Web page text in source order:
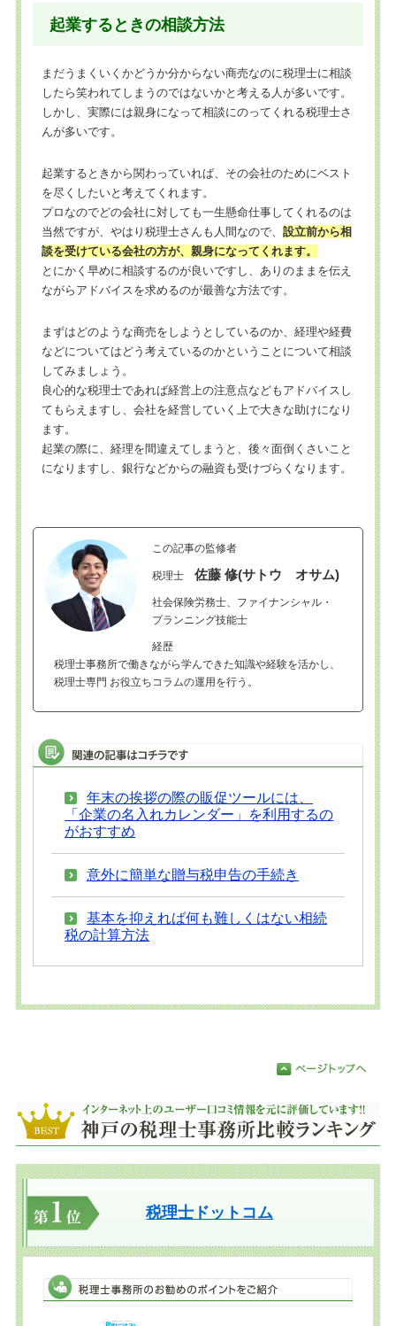
起業するときの相談方法
まだうまくいくかどうか分からない商売なのに税理士に相談
したら笑われてしまうのではないかと考える人が多いです。
しかし、実際には親身になって相談にのってくれる税理士さ
んが多いです。
起業するときから関わっていれば、その会社のためにベスト
を尽くしたいと考えてくれます。
プロなのでどの会社に対しても一生懸命仕事してくれるのは
当然ですが、やはり税理士さんも人間なので、設立前から相
談を受けている会社の方が、親身になってくれます。
とにかく早めに相談するのが良いですし、ありのままを伝え
ながらアドバイスを求めるのが最善な方法です。
まずはどのような商売をしようとしているのか、経理や経費
などについてはどう考えているのかということについて相談
してみましょう。
良心的な税理士であれば経営上の注意点などもアドバイスし
てもらえますし、会社を経営していく上で大きな助けになり
ます。
起業の際に、経理を間違えてしまうと、後々面倒くさいこと
になりますし、銀行などからの融資も受けづらくなります。
この記事の監修者
税理士佐藤 修(サトウ オサム)
社会保険労務士、ファイナンシャル・
プランニング技能士
経歴
税理士事務所で働きながら学んできた知識や経験を活かし、
税理士専門 お役立ちコラムの運用を行う。
年末の挨拶の際の販促ツールには、
「企業の名入れカレンダー」を利用するの
がおすすめ
意外に簡単な贈与税申告の手続き
基本を抑えれば何も難しくはない相続
税の計算方法
税理士ドットコム